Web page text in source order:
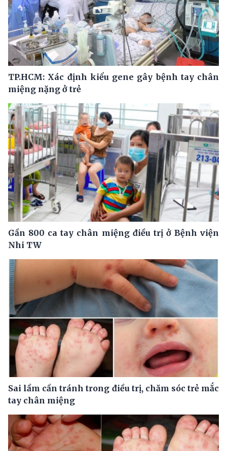
TP.HCM: Xác định kiểu gene gây bệnh tay chân
miệng nặng ở trẻ
Gần 800 ca tay chân miệng điều trị ở Bệnh viện
Nhi TW
Sai lầm cần tránh trong điều trị, chăm sóc trẻ mắc
tay chân miệng